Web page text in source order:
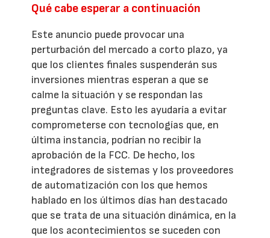
Qué cabe esperar a continuación
Este anuncio puede provocar una
perturbación del mercado a corto plazo, ya
que los clientes finales suspenderán sus
inversiones mientras esperan a que se
calme la situación y se respondan las
preguntas clave. Esto les ayudaría a evitar
comprometerse con tecnologías que, en
última instancia, podrían no recibir la
aprobación de la FCC. De hecho, los
integradores de sistemas y los proveedores
de automatización con los que hemos
hablado en los últimos días han destacado
que se trata de una situación dinámica, en la
que los acontecimientos se suceden con